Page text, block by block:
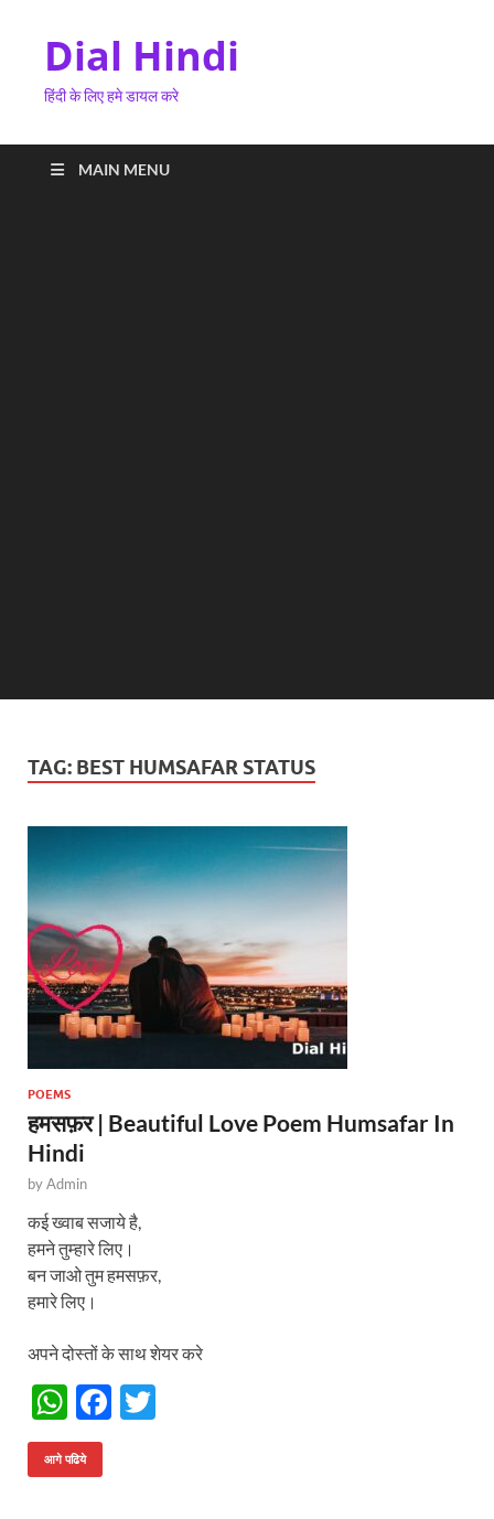
Dial Hindi
हिंदी के लिए हमे डायल करे
MAIN MENU
TAG: BEST HUMSAFAR STATUS
POEMS
हमसफ़र | Beautiful Love Poem Humsafar In
Hindi
byAdmin
कई ख्वाब सजाये है,
हमने तुम्हारे लिए।
बन जाओ तुम हमसफ़र,
हमारे लिए।
अपने दोस्तों के साथ शेयर करे
W
h
at
F
आगे पढिये